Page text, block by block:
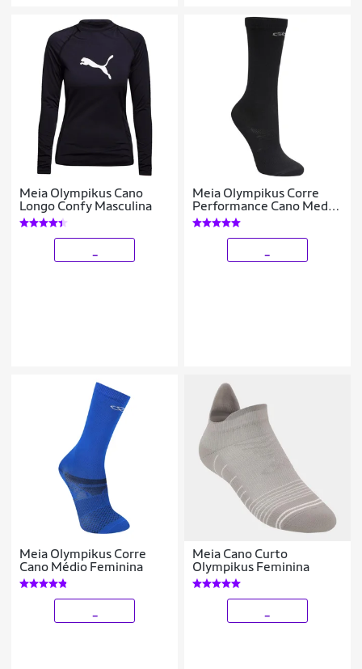
Meia Olympikus Cano
Longo Confy Masculina
Meia Olympikus Corre
Performance Cano Medio
Feminina
Meia Olympikus Corre
Cano Médio Feminina
Meia Cano Curto
Olympikus Feminina